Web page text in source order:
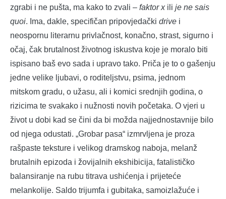
zgrabi i ne pušta, ma kako to zvali – faktor xili je ne sais
quoi. Ima, dakle, specifičan pripovjedački drive i
neospornu literarnu privlačnost, konačno, strast, sigurno i
očaj, čak brutalnost životnog iskustva koje je moralo biti
ispisano baš evo sada i upravo tako. Priča je to o gašenju
jedne velike ljubavi, o roditeljstvu, psima, jednom
mitskom gradu, o užasu, ali i komici srednjih godina, o
rizicima te svakako i nužnosti novih početaka. O vjeri u
život u dobi kad se čini da bi možda najjednostavnije bilo
od njega odustati. „Grobar pasa“ izmrvljena je proza
rašpaste teksture i velikog dramskog naboja, melanž
brutalnih epizoda i žovijalnih ekshibicija, fatalističko
balansiranje na rubu titrava ushićenja i prijeteće
melankolije. Saldo trijumfa i gubitaka, samoizlažuće i